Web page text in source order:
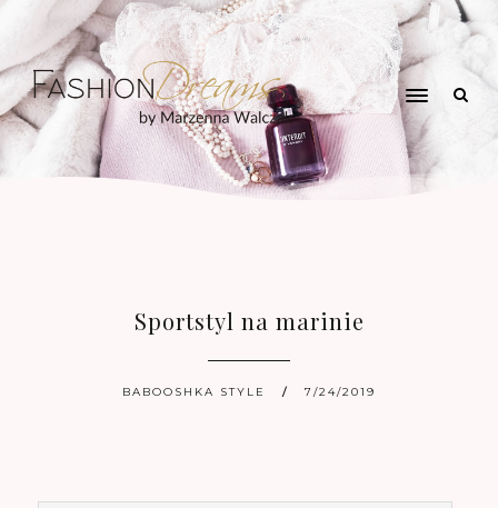
Sportstyl na marinie
BABOOSHKA STYLE 7/24/2019